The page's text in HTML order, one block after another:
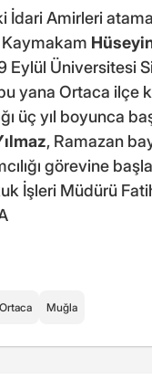
İdari Amirleri
9 Eylül
bu yana Ortaca
üç yıl boyunca
, Ramazan
görevine
İşleri Müdürü
Ortaca Muğla